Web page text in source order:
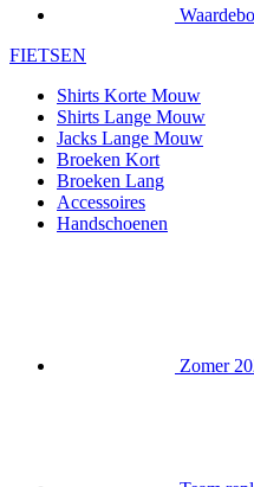
Shirts Lange Mouw
Broeken Kort
Accessoires
Handschoenen